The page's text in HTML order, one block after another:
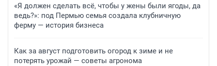
«Я должен сделать всё, чтобы у жены были ягоды, да
ведь?»: под Пермью семья создала клубничную
ферму — история бизнеса
Как за август подготовить огород к зиме и не
потерять урожай — советы агронома